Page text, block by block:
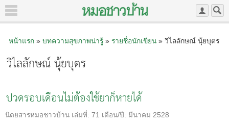
หน้าแรก» บทความสุขภาพน่ารู้» รายชื่อนักเขียน» วิไลลักษณ์ นุ้ยบุตร
วิไลลักษณ์ นุ้ยบุตร
ปวดรอบเดือนไม่ต้องใช้ยาก็หายได้
นิตยสารหมอชาวบ้าน เล่มที่: 71 เดือน/ปี: มีนาคม 2528